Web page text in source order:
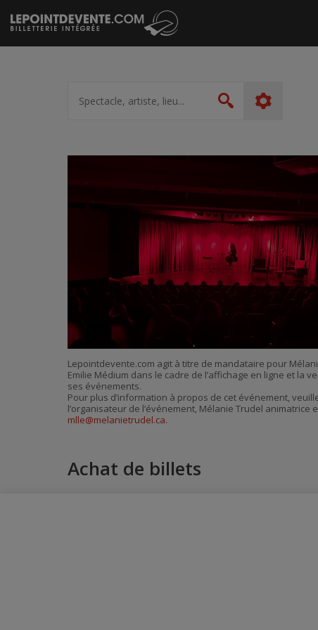
Passer
au
contenu
artiste,
lieu...
Rechercher
Lepointdevente.com agit à titre de mandataire pour
Emilie Médium dans le cadre de l’affichage en ligne et la
ses événements.
Pour plus d’information à propos de cet événement,
l’organisateur de l’événement, Mélanie Trudel animatrice
mlle@melanietrudel.ca.
Achat de billets